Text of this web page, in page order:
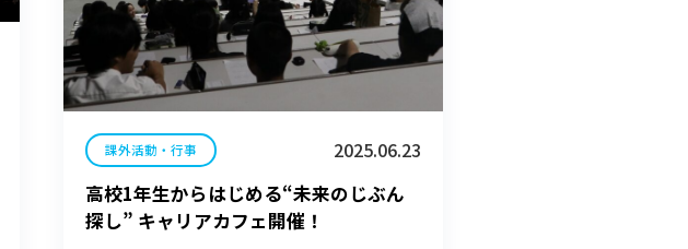
課外活動・行事
2025.06.23
高校1年生からはじめる“未来のじぶん
探し” キャリアカフェ開催！